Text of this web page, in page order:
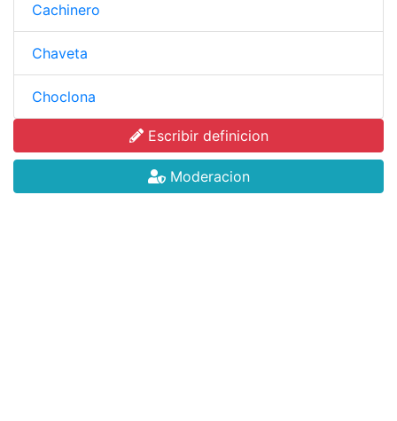
Cachinero
Chaveta
Choclona
Escribir definicion
Moderacion